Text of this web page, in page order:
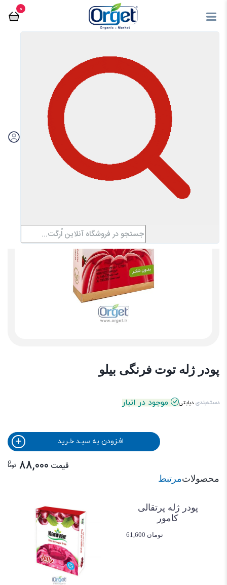
0
فروشگاه آنلاین اُرگت
پودر ژله توت فرنگی بیلو
دسته‌بندی دیابتی موجود در انبار
افـزودن به سبـد خـرید
قیمت 88,000 توما
ن
محصولاتمرتبط
پودر ژله پرتقالی
کامور
61,600 تومان